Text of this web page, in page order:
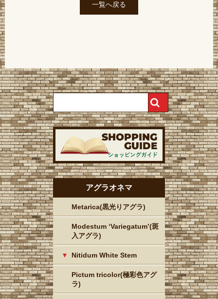
一覧へ戻る
アグラオネマ
Metarica(黒光りアグラ)
Modestum ‘Variegatum’(斑
入アグラ)
Nitidum White Stem
Pictum tricolor(極彩色アグ
ラ)